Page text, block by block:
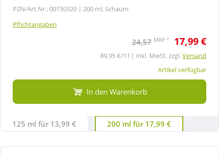
PZN/Art.Nr.: 00150320 | 200 ml, Schaum
Pflichtangaben
24,57 MRP 2 17,99 €
89,95 €/1 l | inkl. MwSt. zzgl.Versand
Artikel verfügbar
In den Warenkorb
125 ml für 13,99 € 200 ml für 17,99 €